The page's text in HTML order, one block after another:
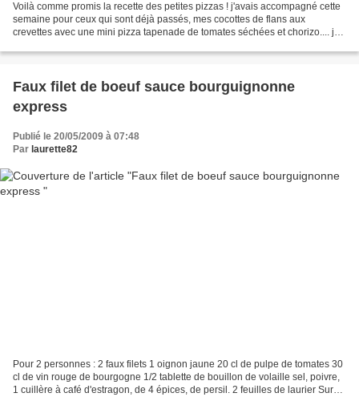
Voilà comme promis la recette des petites pizzas ! j'avais accompagné cette
semaine pour ceux qui sont déjà passés, mes cocottes de flans aux
crevettes avec une mini pizza tapenade de tomates séchées et chorizo.... je
Faux filet de boeuf sauce bourguignonne
express
Publié le 20/05/2009 à 07:48
Par laurette82
Pour 2 personnes : 2 faux filets 1 oignon jaune 20 cl de pulpe de tomates 30
cl de vin rouge de bourgogne 1/2 tablette de bouillon de volaille sel, poivre,
1 cuillère à café d'estragon, de 4 épices, de persil. 2 feuilles de laurier Sur